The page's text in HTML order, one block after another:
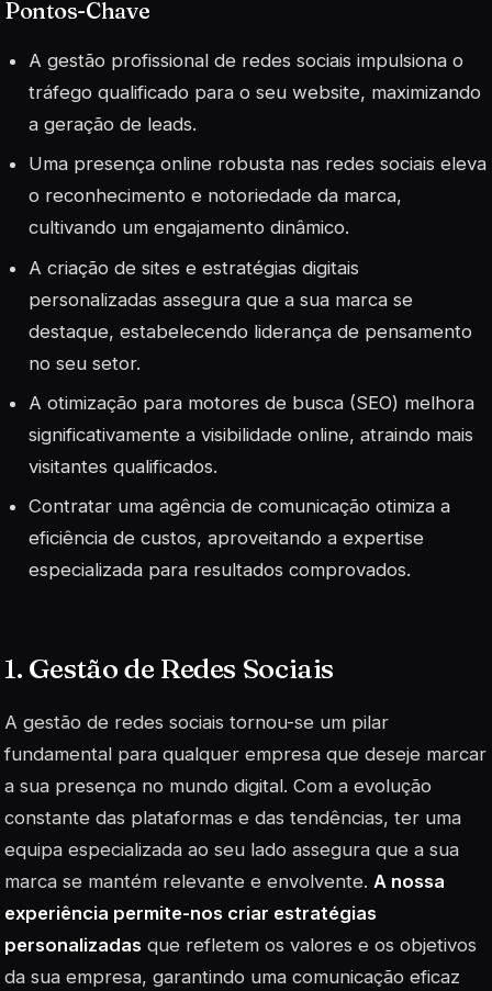
Pontos-Chave
A gestão profissional de redes sociais impulsiona o
tráfego qualificado para o seu website, maximizando
a geração de leads.
Uma presença online robusta nas redes sociais eleva
o reconhecimento e notoriedade da marca,
cultivando um engajamento dinâmico.
A criação de sites e estratégias digitais
personalizadas assegura que a sua marca se
destaque, estabelecendo liderança de pensamento
no seu setor.
A otimização para motores de busca (SEO) melhora
significativamente a visibilidade online, atraindo mais
visitantes qualificados.
Contratar uma agência de comunicação otimiza a
eficiência de custos, aproveitando a expertise
especializada para resultados comprovados.
1. Gestão de Redes Sociais
A gestão de redes sociais tornou-se um pilar
fundamental para qualquer empresa que deseje marcar
a sua presença no mundo digital. Com a evolução
constante das plataformas e das tendências, ter uma
equipa especializada ao seu lado assegura que a sua
marca se mantém relevante e envolvente. A nossa
experiência permite-nos criar estratégias
personalizadas que refletem os valores e os objetivos
da sua empresa, garantindo uma comunicação eficaz